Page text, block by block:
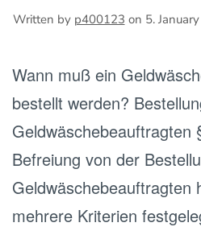
Written by p400123 on 5.
Wann muß ein
bestellt werden?
Geldwäschebeauftragten
Befreiung von der
Geldwäschebeauftragten
mehrere Kriterien